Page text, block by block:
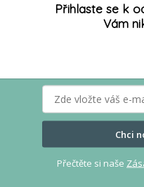
Přihlaste se k
Vám
Chci
Přečtěte si naše